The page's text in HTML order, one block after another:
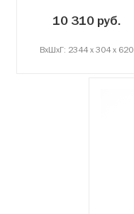
10 310 руб.
ВxШxГ: 2344 x 304 x 620